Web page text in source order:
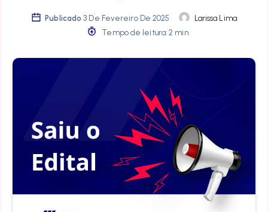
Publicado 3 De Fevereiro De 2025
Larissa Lima
Tempo de leitura: 2 min